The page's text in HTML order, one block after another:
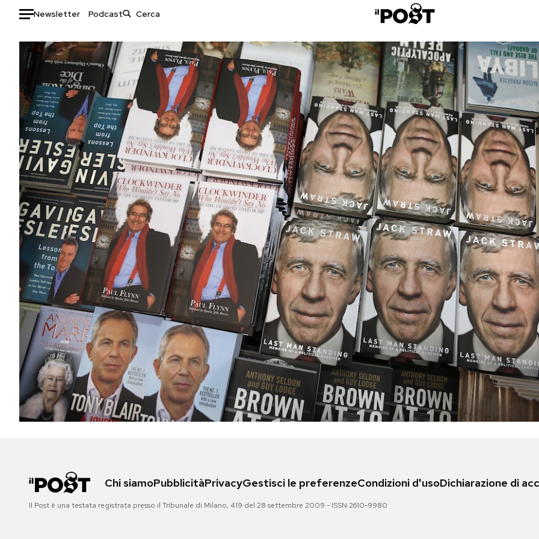
Newsletter Podcast
Auto
HOME
Italia
Mondo
Politica
Tecnologia
Internet
Scienza
Cultura
Economia
Sport
Moda
Libri
Consumismi
Storie/Idee
Ok Boomer!
Media
Europa
Altrecose
Mondiali calcio 2026
PODCAST
NEWSLETTER
I MIEI PREFERITI
SHOP
AREA PERSONALE
Chi siamoPubblicitàPrivacyGestisci le preferenzeCondizioni d'usoDichiarazione di
Il Post è una testata registrata presso il Tribunale di Milano, 419 del 28 settembre 2009 - ISSN 2610-9980